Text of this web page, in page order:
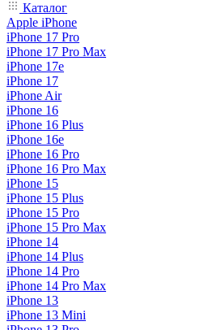
Каталог
Apple iPhone
iPhone 17 Pro
iPhone 17 Pro Max
iPhone 17e
iPhone 17
iPhone Air
iPhone 16
iPhone 16 Plus
iPhone 16e
iPhone 16 Pro
iPhone 16 Pro Max
iPhone 15
iPhone 15 Plus
iPhone 15 Pro
iPhone 15 Pro Max
iPhone 14
iPhone 14 Plus
iPhone 14 Pro
iPhone 14 Pro Max
iPhone 13
iPhone 13 Mini